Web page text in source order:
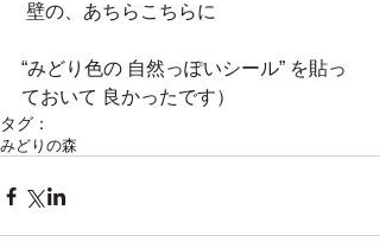
壁の、あちらこちらに
“みどり色の 自然っぽいシール” を貼っ
ておいて 良かったです）
タグ：
みどりの森